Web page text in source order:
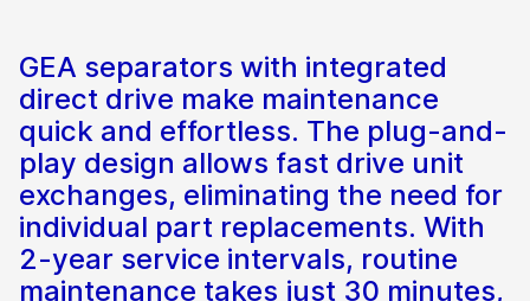
GEA separators with integrated
direct drive make maintenance
quick and effortless. The plug-and-
play design allows fast drive unit
exchanges, eliminating the need for
individual part replacements. With
2-year service intervals, routine
maintenance takes just 30 minutes,